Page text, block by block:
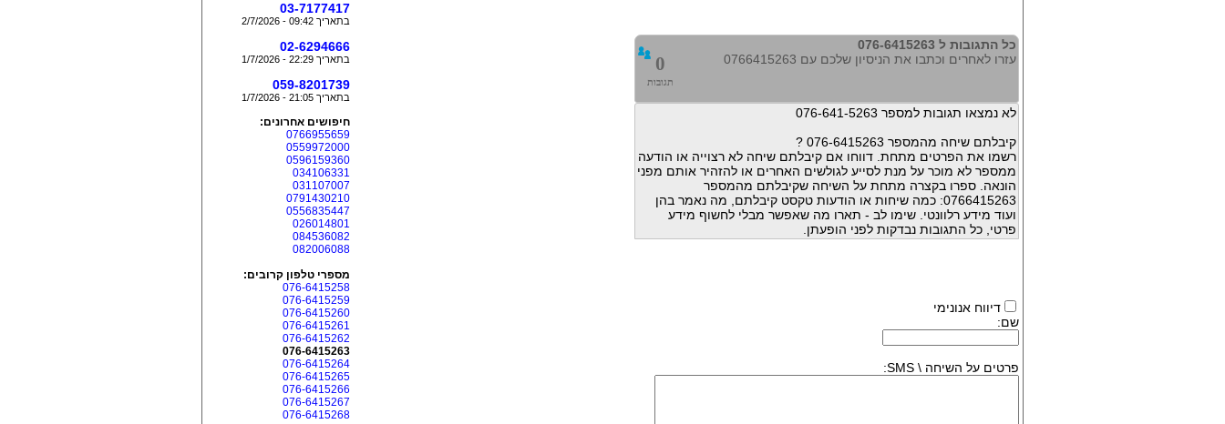
0
תגובות
כל התגובות ל 076-6415263
עזרו לאחרים וכתבו את הניסיון שלכם עם 0766415263
לא נמצאו תגובות למספר 076-641-5263
קיבלתם שיחה מהמספר 076-6415263 ?
רשמו את הפרטים מתחת. דווחו אם קיבלתם שיחה לא רצוייה או הודעה
ממספר לא מוכר על מנת לסייע לגולשים האחרים או להזהיר אותם מפני
הונאה. ספרו בקצרה מתחת על השיחה שקיבלתם מהמספר
0766415263: כמה שיחות או הודעות טקסט קיבלתם, מה נאמר בהן
ועוד מידע רלוונטי. שימו לב - תארו מה שאפשר מבלי לחשוף מידע
פרטי, כל התגובות נבדקות לפני הופעתן.
דיווח אנונימי
שם:
פרטים על השיחה \ SMS:
03-7177417
בתאריך 09:42 - 2/7/2026
02-6294666
בתאריך 22:29 - 1/7/2026
059-8201739
בתאריך 21:05 - 1/7/2026
חיפושים אחרונים:
0766955659
0559972000
0596159360
034106331
031107007
0791430210
0556835447
026014801
084536082
082006088
מספרי טלפון קרובים:
076-6415258
076-6415259
076-6415260
076-6415261
076-6415262
076-6415263
076-6415264
076-6415265
076-6415266
076-6415267
076-6415268